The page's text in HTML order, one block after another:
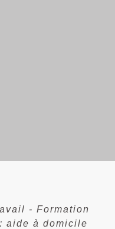
- Formation
aide à domicile